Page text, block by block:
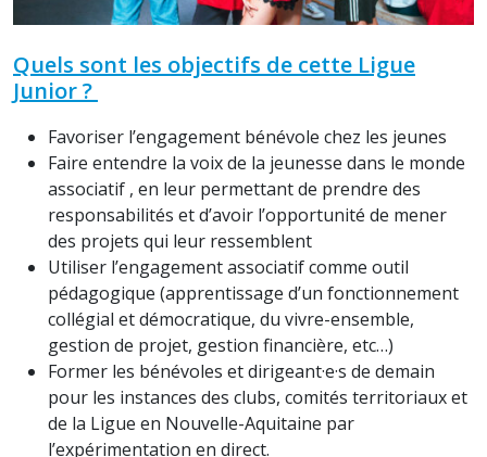
Quels sont les objectifs de cette Ligue
Junior ?
Favoriser l’engagement bénévole chez les jeunes
Faire entendre la voix de la jeunesse dans le monde
associatif , en leur permettant de prendre des
responsabilités et d’avoir l’opportunité de mener
des projets qui leur ressemblent
Utiliser l’engagement associatif comme outil
pédagogique (apprentissage d’un fonctionnement
collégial et démocratique, du vivre-ensemble,
gestion de projet, gestion financière, etc…)
Former les bénévoles et dirigeant·e·s de demain
pour les instances des clubs, comités territoriaux et
de la Ligue en Nouvelle-Aquitaine par
l’expérimentation en direct.